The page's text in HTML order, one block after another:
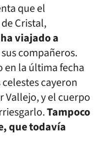
que el
Cristal,
viajado a
compañeros.
la última fecha
cayeron
Vallejo, y el cuerpo
Tampoco
que todavía